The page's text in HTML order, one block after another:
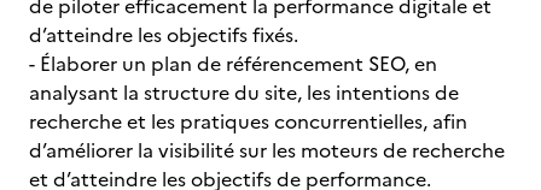
de piloter efficacement la performance digitale et
d’atteindre les objectifs fixés.
- Élaborer un plan de référencement SEO, en
analysant la structure du site, les intentions de
recherche et les pratiques concurrentielles, afin
d’améliorer la visibilité sur les moteurs de recherche
et d’atteindre les objectifs de performance.